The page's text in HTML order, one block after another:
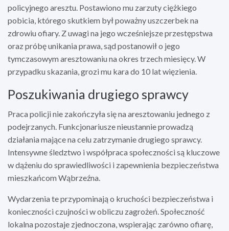
policyjnego aresztu. Postawiono mu zarzuty ciężkiego
pobicia, którego skutkiem był poważny uszczerbek na
zdrowiu ofiary. Z uwagi na jego wcześniejsze przestępstwa
oraz próbę unikania prawa, sąd postanowił o jego
tymczasowym aresztowaniu na okres trzech miesięcy. W
przypadku skazania, grozi mu kara do 10 lat więzienia.
Poszukiwania drugiego sprawcy
Praca policji nie zakończyła się na aresztowaniu jednego z
podejrzanych. Funkcjonariusze nieustannie prowadzą
działania mające na celu zatrzymanie drugiego sprawcy.
Intensywne śledztwo i współpraca społeczności są kluczowe
w dążeniu do sprawiedliwości i zapewnienia bezpieczeństwa
mieszkańcom Wąbrzeźna.
Wydarzenia te przypominają o kruchości bezpieczeństwa i
konieczności czujności w obliczu zagrożeń. Społeczność
lokalna pozostaje zjednoczona, wspierając zarówno ofiarę,